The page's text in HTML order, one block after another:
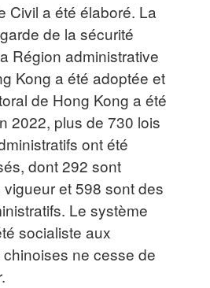
Civil a été élaboré. La
de la sécurité
Région administrative
Kong a été adoptée et
de Hong Kong a été
2022, plus de 730 lois
ont été
dont 292 sont
et 598 sont des
Le système
socialiste aux
ne cesse de